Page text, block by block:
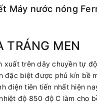
Máy nước nóng
TRÁNG MEN
xuất trên dây chuyền tự
đặc biệt được phủ kín bề
điện tiên tiến nhất hiện
độ 850 độ C làm cho